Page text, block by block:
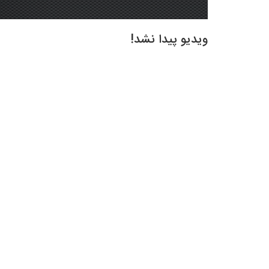
ویدیو پیدا نشد!